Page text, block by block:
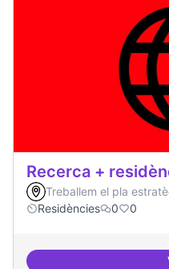
Recerca +
Treballem el pla
Residències
0 0